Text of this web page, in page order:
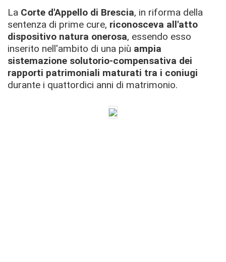
La Corte d'Appello di Brescia, in riforma della
sentenza di prime cure, riconosceva all'atto
dispositivo natura onerosa, essendo esso
inserito nell'ambito di una più ampia
sistemazione solutorio-compensativa dei
rapporti patrimoniali maturati tra i coniugi
durante i quattordici anni di matrimonio.